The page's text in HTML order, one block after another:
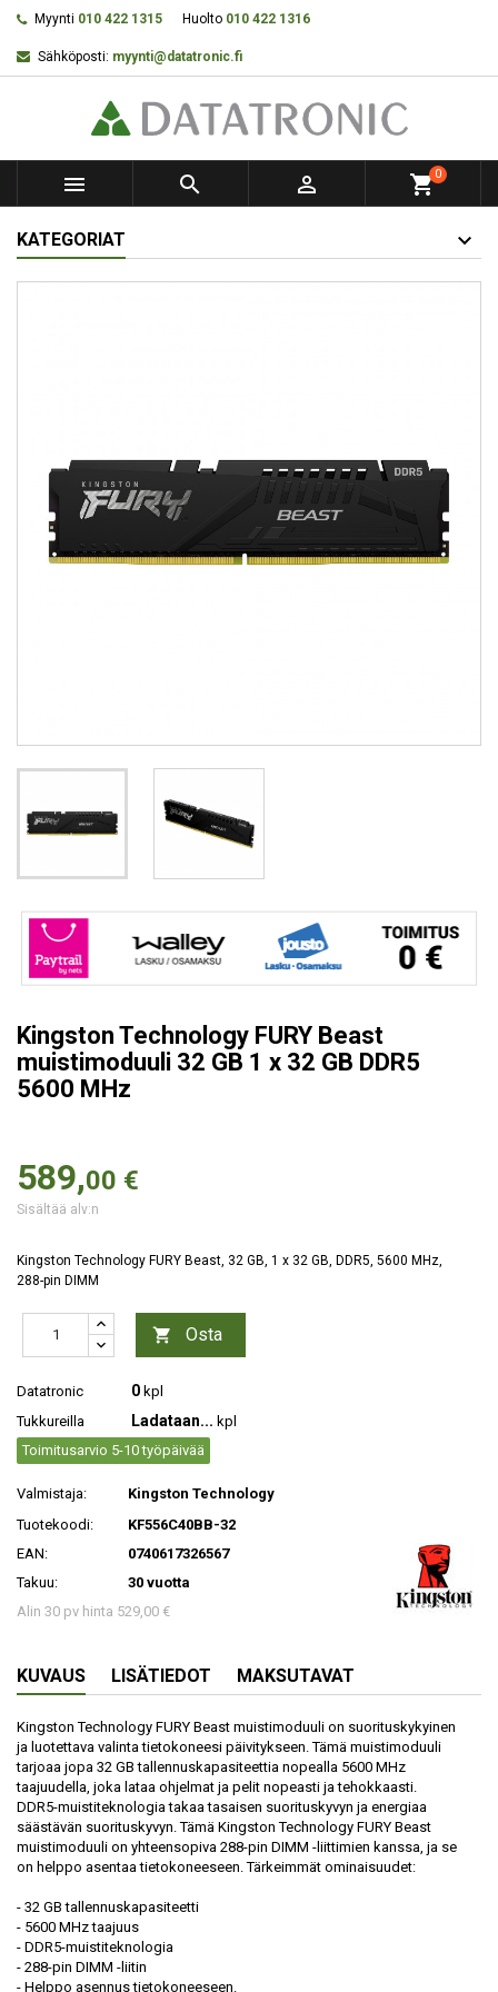
Myynti 010 422 1315 Huolto 010 422 1316
Sähköposti: myynti@datatronic.fi
   shopping_cart0
KATEGORIAT
Kingston Technology FURY Beast
muistimoduuli 32 GB 1 x 32 GB DDR5
5600 MHz
589,00 €
Sisältää alv:n
Kingston Technology FURY Beast, 32 GB, 1 x 32 GB, DDR5, 5600 MHz,
288-pin DIMM
 Osta
Datatronic 0 kpl
Tukkureilla
Ladataan... kpl
Toimitusarvio 5-10 työpäivää
Valmistaja:
Kingston Technology
Tuotekoodi:
KF556C40BB-32
EAN:
0740617326567
Takuu:
30 vuotta
Alin 30 pv hinta 529,00 €
KUVAUS LISÄTIEDOT MAKSUTAVAT
Kingston Technology FURY Beast muistimoduuli on suorituskykyinen
ja luotettava valinta tietokoneesi päivitykseen. Tämä muistimoduuli
tarjoaa jopa 32 GB tallennuskapasiteettia nopealla 5600 MHz
taajuudella, joka lataa ohjelmat ja pelit nopeasti ja tehokkaasti.
DDR5-muistiteknologia takaa tasaisen suorituskyvyn ja energiaa
säästävän suorituskyvyn. Tämä Kingston Technology FURY Beast
muistimoduuli on yhteensopiva 288-pin DIMM -liittimien kanssa, ja se
on helppo asentaa tietokoneeseen. Tärkeimmät ominaisuudet:
- 32 GB tallennuskapasiteetti
- 5600 MHz taajuus
- DDR5-muistiteknologia
- 288-pin DIMM -liitin
- Helppo asennus tietokoneeseen.